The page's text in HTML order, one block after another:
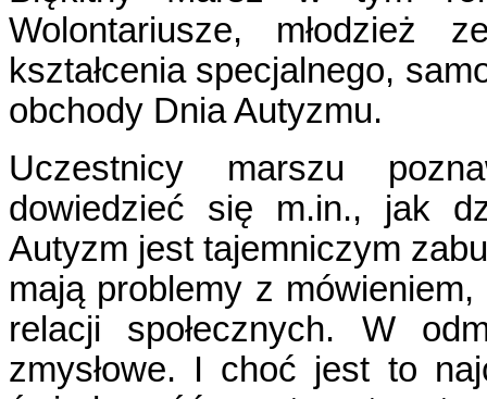
Wolontariusze, młodzież
kształcenia specjalnego,
obchody Dnia Autyzmu.
Uczestnicy marszu
dowiedzieć się m.in., jak
Autyzm jest tajemniczym
mają problemy z
relacji społecznych. W
zmysłowe. I choć jest to